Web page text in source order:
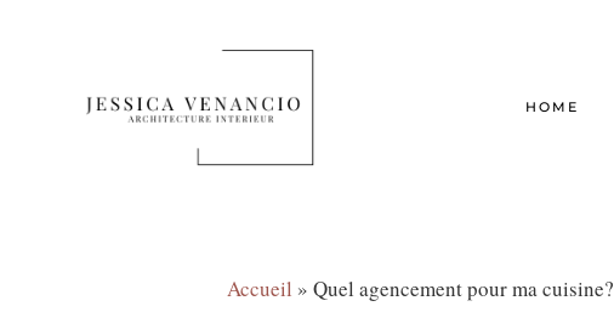
HOME
Accueil » Quel agencement pour ma cuisine?